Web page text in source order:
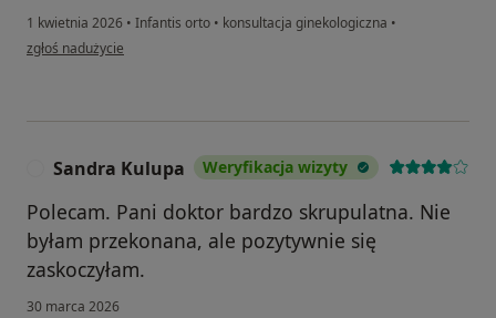
1 kwietnia 2026 • Infantis orto • konsultacja ginekologiczna •
w opinii użytkownika Patrycja
zgłoś nadużycie
Sandra Kulupa Weryfikacja wizyty
Polecam. Pani doktor bardzo skrupulatna. Nie
byłam przekonana, ale pozytywnie się
zaskoczyłam.
30 marca 2026